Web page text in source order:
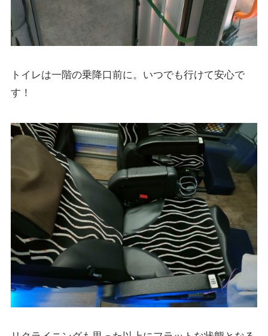
トイレは一階の乗降口前に。いつでも行けて安心で
す！